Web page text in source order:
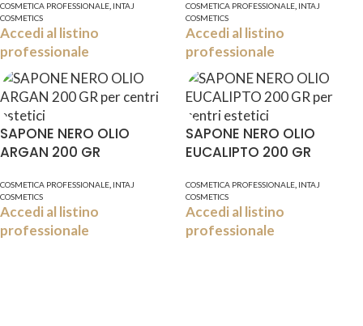
COSMETICA PROFESSIONALE INTAJ
COSMETICS
Accedi al listino
professionale
COSMETICA PROFESSIONALE INTAJ
COSMETICS
Accedi al listino
professionale
SAPONE NERO OLIO
ARGAN 200 GR
COSMETICA PROFESSIONALE INTAJ
COSMETICS
Accedi al listino
professionale
SAPONE NERO OLIO
EUCALIPTO 200 GR
COSMETICA PROFESSIONALE INTAJ
COSMETICS
Accedi al listino
professionale